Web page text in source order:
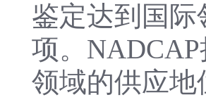
鉴定达到国
项。
领域的供应地